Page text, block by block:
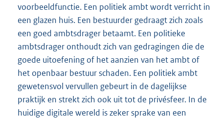
voorbeeldfunctie. Een politiek ambt wordt verricht in
een glazen huis. Een bestuurder gedraagt zich zoals
een goed ambtsdrager betaamt. Een politieke
ambtsdrager onthoudt zich van gedragingen die de
goede uitoefening of het aanzien van het ambt of
het openbaar bestuur schaden. Een politiek ambt
gewetensvol vervullen gebeurt in de dagelijkse
praktijk en strekt zich ook uit tot de privésfeer. In de
huidige digitale wereld is zeker sprake van een